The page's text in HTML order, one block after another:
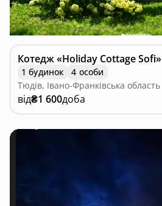
Котедж «Holiday Cottage Sofi»
1 будинок
4 особи
Тюдів, Івано-Франківська область
від₴1 600доба